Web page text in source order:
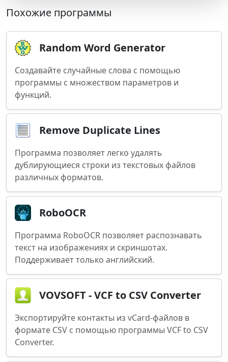
Похожие программы
Random Word Generator
Создавайте случайные слова с помощью
программы с множеством параметров и
функций.
Remove Duplicate Lines
Программа позволяет легко удалять
дублирующиеся строки из текстовых файлов
различных форматов.
RoboOCR
Программа RoboOCR позволяет распознавать
текст на изображениях и скриншотах.
Поддерживает только английский.
VOVSOFT - VCF to CSV Converter
Экспортируйте контакты из vCard-файлов в
формате CSV с помощью программы VCF to CSV
Converter.